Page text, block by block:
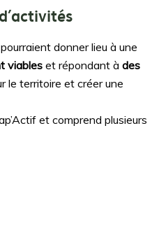
donner lieu à une
viableset répondant àdes
le territoire et créer une
et comprend plusieurs